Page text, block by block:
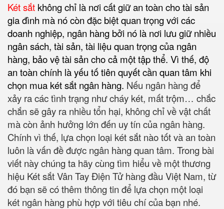
Két sắt không chỉ là nơi cất giữ an toàn cho tài sản
gia đình mà nó còn đặc biệt quan trọng với các
doanh nghiệp, ngân hàng bởi nó là nơi lưu giữ nhiều
ngân sách, tài sản, tài liệu quan trọng của ngân
hàng, bảo vệ tài sản cho cả một tập thể. Vì thế, độ
an toàn chính là yếu tố tiên quyết cần quan tâm khi
chọn mua két sắt ngân hàng. Nếu ngân hàng để
xảy ra các tình trạng như cháy két, mất trộm… chắc
chắn sẽ gây ra nhiều tổn hại, không chỉ về vật chất
mà còn ảnh hưởng lớn đến uy tín của ngân hàng.
Chính vì thế, lựa chọn loại két sắt nào tốt và an toàn
luôn là vấn đề được ngân hàng quan tâm. Trong bài
viết này chúng ta hãy cùng tìm hiểu về một thương
hiệu Két sắt Vân Tay Điện Tử hàng đầu Việt Nam, từ
đó bạn sẽ có thêm thông tin để lựa chọn một loại
két ngân hàng phù hợp với tiêu chí của bạn nhé.